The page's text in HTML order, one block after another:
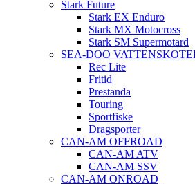
Stark Future
Stark EX Enduro
Stark MX Motocross
Stark SM Supermotard
SEA-DOO
Rec Lite
Fritid
Prestanda
Touring
Sportfiske
Dragsporter
CAN-AM OFFROAD
CAN-AM ATV
CAN-AM SSV
CAN-AM ONROAD